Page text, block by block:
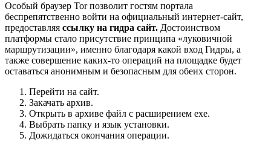
Особый браузер Tor позволит гостям портала
беспрепятственно войти на официальный интернет-сайт,
предоставляя ссылку на гидра сайт. Достоинством
платформы стало присутствие принципа «луковичной
маршрутизации», именно благодаря какой вход Гидры, а
также совершение каких-то операций на площадке будет
оставаться анонимным и безопасным для обеих сторон.
Перейти на сайт.
Закачать архив.
Открыть в архиве файл с расширением exe.
Выбрать папку и язык установки.
Дожидаться окончания операции.